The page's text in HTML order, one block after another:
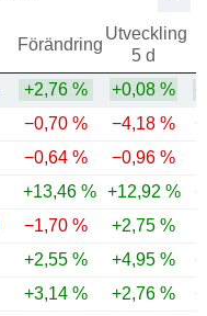
Förändring
Utveckling
5 d
+2,76 % +0,08 %
−0,70 % −4,18 %
−0,64 % −0,96 %
+13,46 % +12,92 %
−1,70 %
+2,75 %
+2,55 % +4,95 %
+3,14 % +2,76 %